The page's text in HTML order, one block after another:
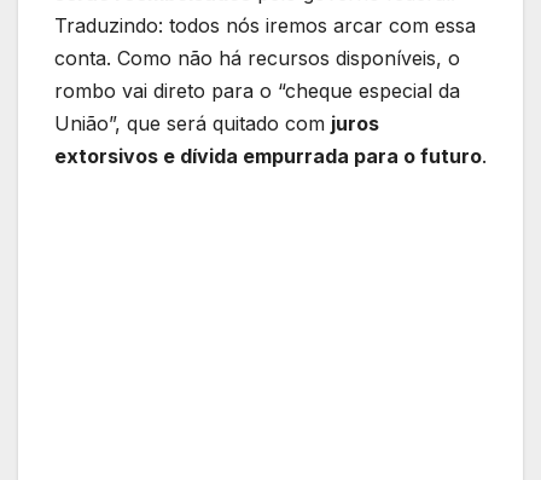
Traduzindo: todos nós iremos arcar com essa
conta. Como não há recursos disponíveis, o
rombo vai direto para o “cheque especial da
União”, que será quitado com juros
extorsivos e dívida empurrada para o futuro.